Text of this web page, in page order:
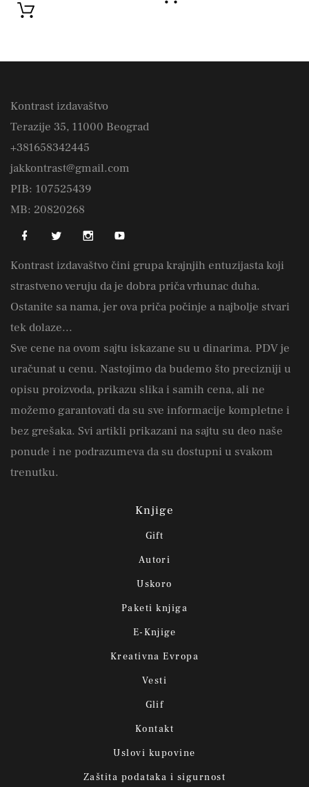
Kontrast izdavaštvo
Terazije 35, 11000 Beograd
+381658342445
jakkontrast@gmail.com
PIB: 107525439
MB: 20820268
Kontrast izdavaštvo čini grupa krajnjih entuzijasta koji
strastveno veruju da je dobra priča vrhunac duha.
Ostanite sa nama, jer ova priča počinje a najbolje stvari
tek dolaze...
Sve cene na ovom sajtu iskazane su u dinarima. PDV je
uračunat u cenu. Nastojimo da budemo što precizniji u
opisu proizvoda, prikazu slika i samih cena, ali ne
možemo garantovati da su sve informacije kompletne i
bez grešaka. Svi artikli prikazani na sajtu su deo naše
ponude i ne podrazumeva da su dostupni u svakom
trenutku.
Knjige
Gift
Autori
Uskoro
Paketi knjiga
E-Knjige
Kreativna Evropa
Vesti
Glif
Kontakt
Uslovi kupovine
Zaštita podataka i sigurnost